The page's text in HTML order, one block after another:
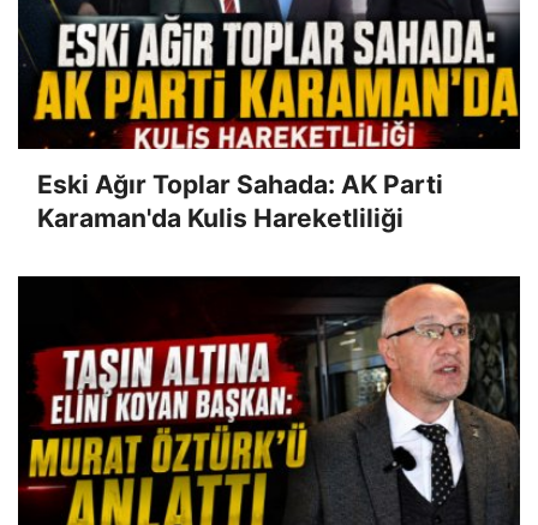
Eski Ağır Toplar Sahada: AK Parti
Karaman'da Kulis Hareketliliği